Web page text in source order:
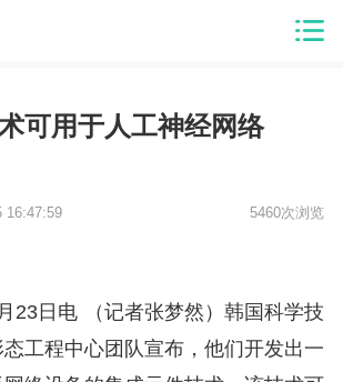
可用于人工神经网络
16:47:59 5460次浏览
23日电 （记者张梦然）韩国科学技
工程中心团队宣布，他们开发出一